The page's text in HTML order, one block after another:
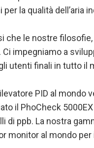
la qualità dell’aria
che le nostre
impegniamo a
utenti finali in tutto il
PID al mondo
il PhoCheck
di ppb. La nostra
monitor al mondo per